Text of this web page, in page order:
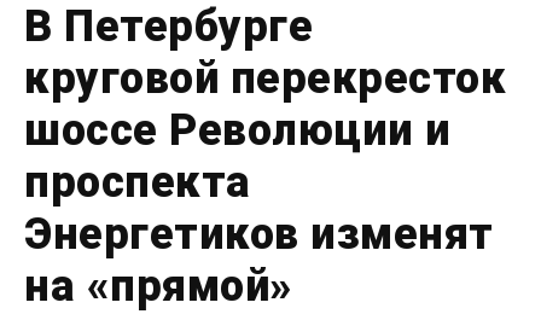
В Петербурге
круговой перекресток
шоссе Революции и
проспекта
Энергетиков изменят
на «прямой»